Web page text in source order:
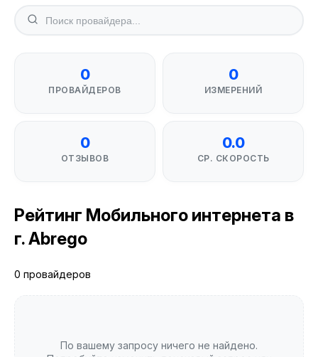
0
ПРОВАЙДЕРОВ
0
ИЗМЕРЕНИЙ
0
ОТЗЫВОВ
0.0
СР. СКОРОСТЬ
Рейтинг Мобильного интернета в
г. Abrego
0 провайдеров
По вашему запросу ничего не найдено.